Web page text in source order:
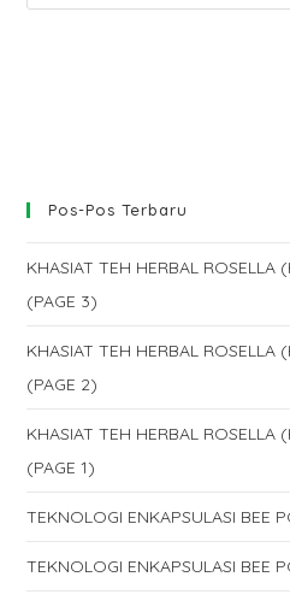
address
your
Pos-Pos Terbaru
KHASIAT TEH HERBAL ROSELLA
(PAGE 3)
KHASIAT TEH HERBAL ROSELLA
(PAGE 2)
KHASIAT TEH HERBAL ROSELLA
(PAGE 1)
TEKNOLOGI ENKAPSULASI BEE
TEKNOLOGI ENKAPSULASI BEE